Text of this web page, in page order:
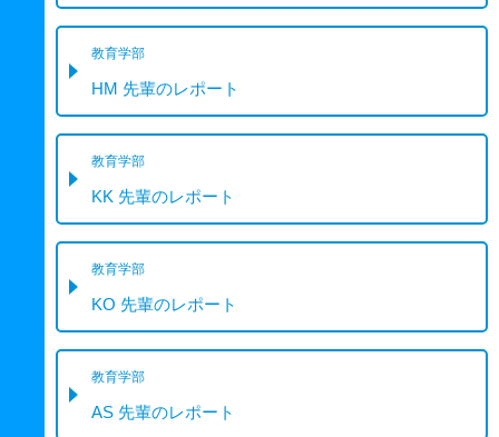
教育学部
HM 先輩のレポート
教育学部
KK 先輩のレポート
教育学部
KO 先輩のレポート
教育学部
AS 先輩のレポート